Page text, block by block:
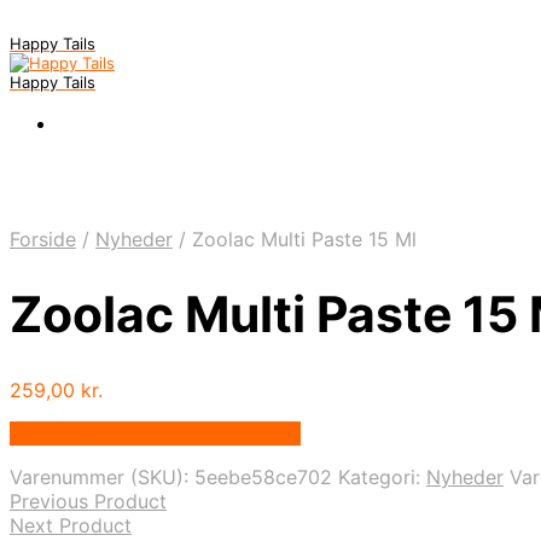
Happy Tails
Happy Tails
Forside / Nyheder / Zoolac Multi Paste 15 Ml
Zoolac Multi Paste 15
259,00 kr.
Varenummer (SKU): 5eebe58ce702 Kategori: Nyheder
Previous Product
Next Product